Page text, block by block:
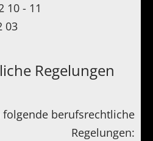
10 - 11
03
Regelungen
folgende berufsrechtliche
Regelungen: